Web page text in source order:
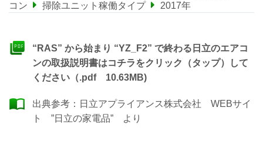
コン
掃除ユニット稼働タイプ 2017年
“RAS” から始まり “YZ_F2” で終わる日立のエアコ
ンの取扱説明書はコチラをクリック（タップ）して
ください（.pdf 10.63MB)
出典参考： 日立アプライアンス株式会社 WEBサイ
ト ”日立の家電品” より